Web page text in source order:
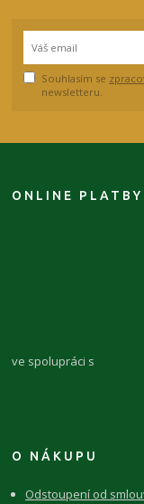
Souhlasím se
newsletteru.
ONLINE PLATBY
ve spolupráci s
O NÁKUPU
Odstoupení od